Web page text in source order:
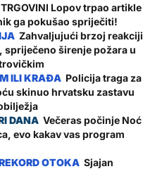
TRGOVINI Lopov trpao artikle
ga pokušao spriječiti!
Zahvaljujući brzoj reakciji
spriječeno širenje požara u
Policija traga za
skinuo hrvatsku zastavu
Večeras počinje Noć
evo kakav vas program
Sjajan